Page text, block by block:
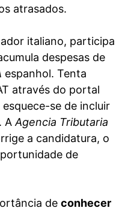
atrasados.
italiano, participa
despesas de
espanhol. Tenta
através do portal
se de incluir
A Agencia Tributaria
a candidatura, o
de
de conhecer